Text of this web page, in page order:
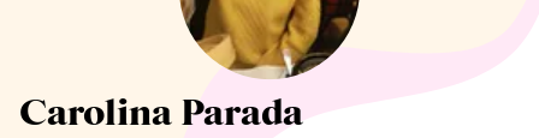
Alle Künstler anzeigen
Carolina Parada